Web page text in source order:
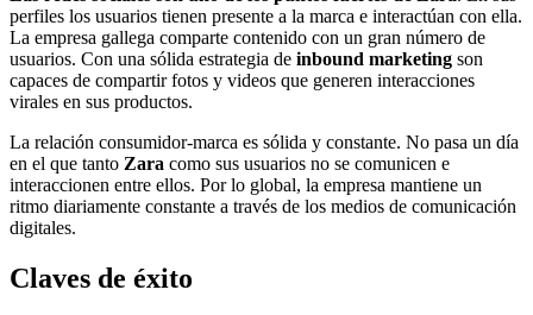
perfiles los usuarios tienen presente a la marca e interactúan con ella.
La empresa gallega comparte contenido con un gran número de
usuarios. Con una sólida estrategia de inbound marketing son
capaces de compartir fotos y videos que generen interacciones
virales en sus productos.
La relación consumidor-marca es sólida y constante. No pasa un día
en el que tanto Zara como sus usuarios no se comunicen e
interaccionen entre ellos. Por lo global, la empresa mantiene un
ritmo diariamente constante a través de los medios de comunicación
digitales.
Claves de éxito